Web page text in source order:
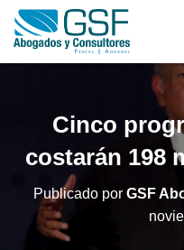
Cinco
costarán 198
Publicado por GSF